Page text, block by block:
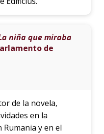
niña que miraba
de
de la novela,
en la
Rumania y en el